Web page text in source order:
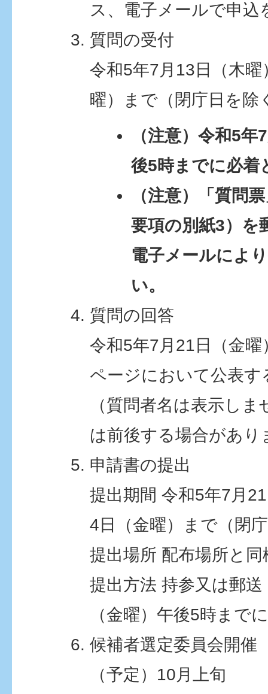
ス、電子メールで申
質問の受付
令和5年7月13日（木
曜）まで（閉庁日を除
（注意）令和5
後5時までに必着
（注意）「質問
要項の別紙3）を
電子メールによ
い。
質問の回答
令和5年7月21日（金
ページにおいて公表す
（質問者名は表示し
は前後する場合があり
申請書の提出
提出期間 令和5年7月
4日（金曜）まで（閉
提出場所 配布場所と同
提出方法 持参又は郵
（金曜）午後5時まで
候補者選定委員会開催
（予定）10月上旬